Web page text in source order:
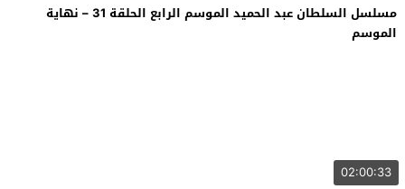
مسلسل السلطان عبد الحميد الموسم الرابع الحلقة 31 – نهاية
الموسم
02:00:33